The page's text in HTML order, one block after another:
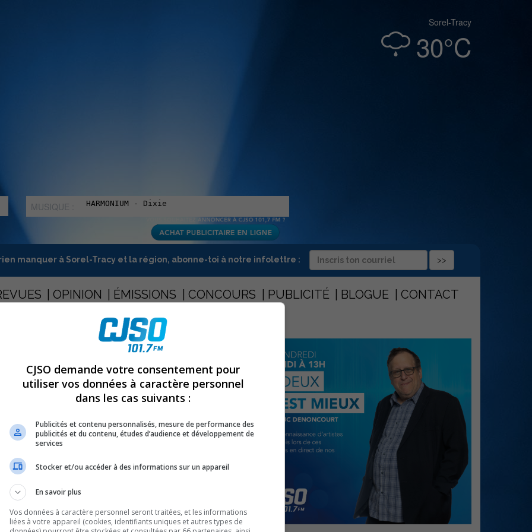
Sorel-Tracy
30°C
MUSIQUE :
manquer à Sorel-Tracy et la région, abonne-toi à notre infolettre :
OPINION ÉMISSIONS CONCOURS PUBLICITÉ BLOGUE CONTACT
LES JEUNES AGRICULTEURS
les jeunes agriculteurs
de 300 000 $ qui seront investis dans le Fonds de
afin de favoriser l’établissement agricole des
000 $ seront remises annuellement de 2010 à 2012,
Est. Ces bourses serviront à défrayer les coûts
CJSO demande votre consentement pour
utiliser vos données à caractère personnel
dans les cas suivants :
Publicités et contenu personnalisés, mesure de performance des
publicités et du contenu, études d’audience et développement de
services
Stocker et/ou accéder à des informations sur un appareil
En savoir plus
Vos données à caractère personnel seront traitées, et les informations
liées à votre appareil (cookies, identifiants uniques et autres types de